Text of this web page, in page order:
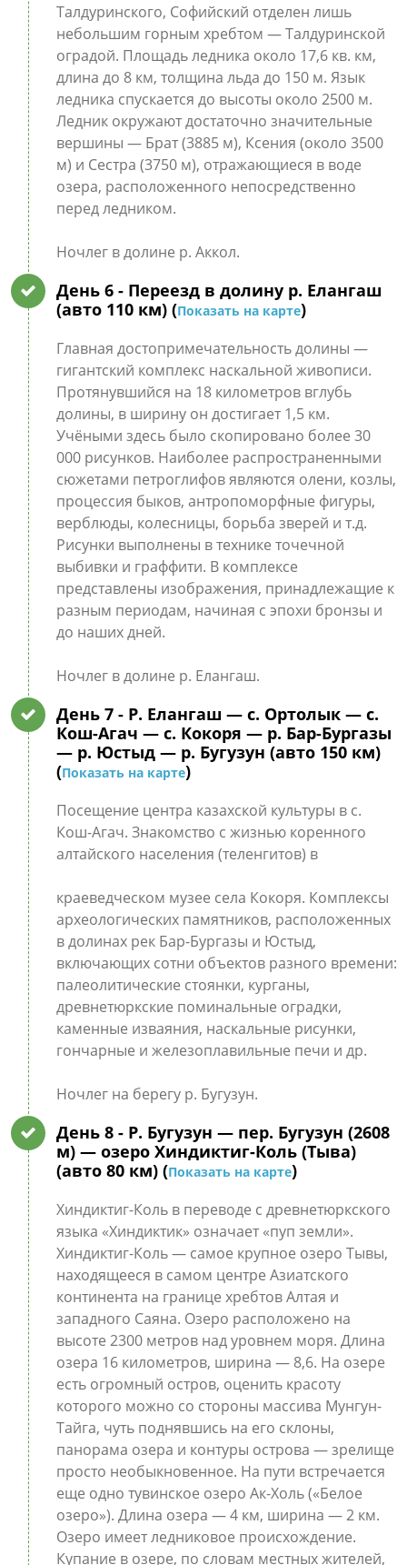
Талдуринского, Софийский отделен лишь
небольшим горным хребтом — Талдуринской
оградой. Площадь ледника около 17,6 кв. км,
длина до 8 км, толщина льда до 150 м. Язык
ледника спускается до высоты около 2500 м.
Ледник окружают достаточно значительные
вершины — Брат (3885 м), Ксения (около 3500
м) и Сестра (3750 м), отражающиеся в воде
озера, расположенного непосредственно
перед ледником.
Ночлег в долине р. Аккол.
День 6 - Переезд в долину р. Елангаш
(авто 110 км) (Показать на карте)
Главная достопримечательность долины —
гигантский комплекс наскальной живописи.
Протянувшийся на 18 километров вглубь
долины, в ширину он достигает 1,5 км.
Учёными здесь было скопировано более 30
000 рисунков. Наиболее распространенными
сюжетами петроглифов являются олени, козлы,
процессия быков, антропоморфные фигуры,
верблюды, колесницы, борьба зверей и т.д.
Рисунки выполнены в технике точечной
выбивки и граффити. В комплексе
представлены изображения, принадлежащие к
разным периодам, начиная с эпохи бронзы и
до наших дней.
Ночлег в долине р. Елангаш.
День 7 - Р. Елангаш — с. Ортолык — с.
Кош-Агач — с. Кокоря — р. Бар-Бургазы
— р. Юстыд — р. Бугузун (авто 150 км)
(Показать на карте)
Посещение центра казахской культуры в с.
Кош-Агач. Знакомство с жизнью коренного
алтайского населения (теленгитов) в
краеведческом музее села Кокоря. Комплексы
археологических памятников, расположенных
в долинах рек Бар-Бургазы и Юстыд,
включающих сотни объектов разного времени:
палеолитические стоянки, курганы,
древнетюркские поминальные оградки,
каменные изваяния, наскальные рисунки,
гончарные и железоплавильные печи и др.
Ночлег на берегу р. Бугузун.
День 8 - Р. Бугузун — пер. Бугузун (2608
м) — озеро Хиндиктиг-Коль (Тыва)
(авто 80 км) (Показать на карте)
Хиндиктиг-Коль в переводе с древнетюркского
языка «Хиндиктик» означает «пуп земли».
Хиндиктиг-Коль — самое крупное озеро Тывы,
находящееся в самом центре Азиатского
континента на границе хребтов Алтая и
западного Саяна. Озеро расположено на
высоте 2300 метров над уровнем моря. Длина
озера 16 километров, ширина — 8,6. На озере
есть огромный остров, оценить красоту
которого можно со стороны массива Мунгун-
Тайга, чуть поднявшись на его склоны,
панорама озера и контуры острова — зрелище
просто необыкновенное. На пути встречается
еще одно тувинское озеро Ак-Холь («Белое
озеро»). Длина озера — 4 км, ширина — 2 км.
Озеро имеет ледниковое происхождение.
Купание в озере, по словам местных жителей,